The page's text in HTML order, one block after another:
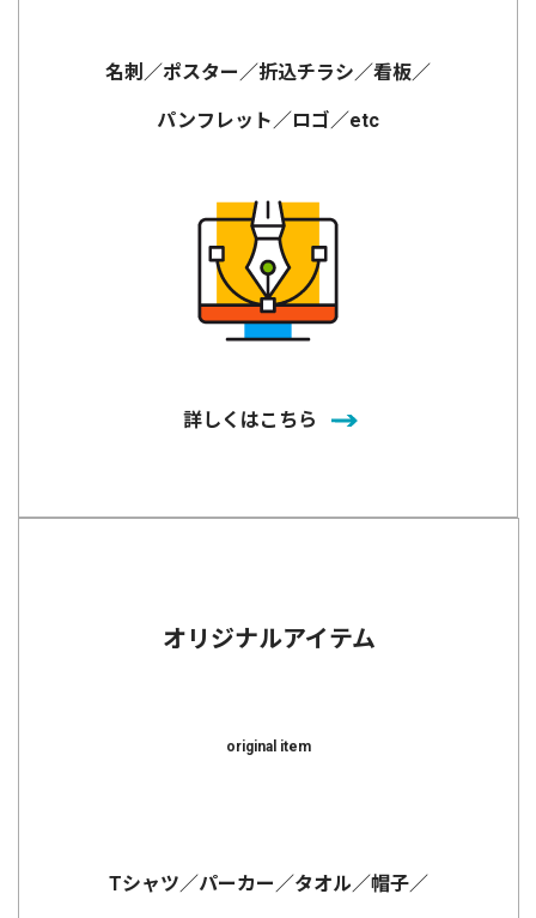
名刺／ポスター／折込チラシ／看板／
パンフレット／ロゴ／etc
詳しくはこちら
オリジナルアイテム
original item
Tシャツ／パーカー／タオル／帽子／